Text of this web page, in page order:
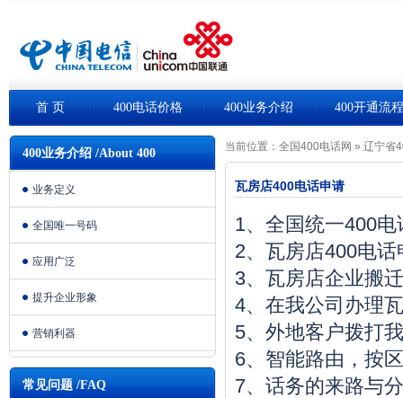
首 页 400电话价格 400业务介绍 400开通流程
400业务介绍 /About 400
业务定义
全国唯一号码
应用广泛
提升企业形象
营销利器
常见问题 /FAQ
当前位置： 全国400电话网 » 辽宁省
瓦房店400电话申请
1、全国统一400
2、瓦房店400电
3、瓦房店企业搬
4、在我公司办理
5、外地客户拨打
6、智能路由，按
7、话务的来路与